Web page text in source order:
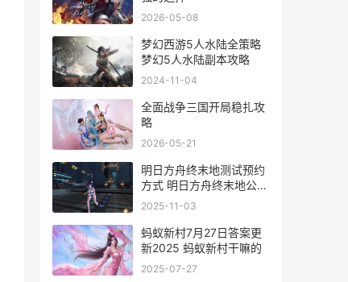
2026-05-08
梦幻西游5人水陆全策略
梦幻5人水陆副本攻略
2024-11-04
全面战争三国开局稳扎攻
略
2026-05-21
明日方舟终末地测试预约
方式 明日方舟终末地公测
时间
2025-11-03
蚂蚁新村7月27日答案更
新2025 蚂蚁新村干嘛的
2025-07-27